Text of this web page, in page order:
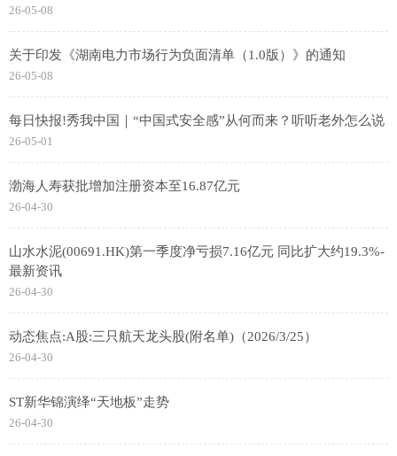
26-05-08
关于印发《湖南电力市场行为负面清单（1.0版）》的通知
26-05-08
每日快报!秀我中国｜“中国式安全感”从何而来？听听老外怎么说
26-05-01
渤海人寿获批增加注册资本至16.87亿元
26-04-30
山水水泥(00691.HK)第一季度净亏损7.16亿元 同比扩大约19.3%-
最新资讯
26-04-30
动态焦点:A股:三只航天龙头股(附名单)（2026/3/25）
26-04-30
ST新华锦演绎“天地板”走势
26-04-30